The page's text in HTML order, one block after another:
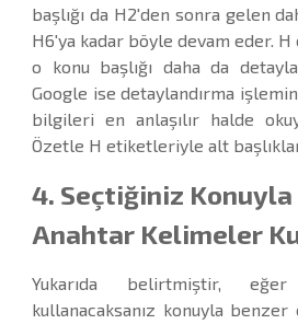
başlığı da H2'den sonra gelen
H6'ya kadar böyle devam eder. H
o konu başlığı daha da
Google ise detaylandırma
bilgileri en anlaşılır halde
Özetle H etiketleriyle alt
4. Seçtiğiniz
Anahtar Kelimeler
Yukarıda belirtmiştir,
kullanacaksanız konuyla benzer